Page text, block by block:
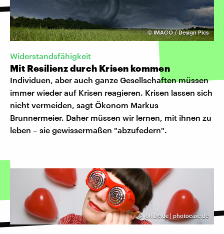
©IMAGO / Design Pics
Widerstandsfähigkeit
Mit Resilienz durch Krisen kommen
Individuen, aber auch ganze Gesellschaften müssen
immer wieder auf Krisen reagieren. Krisen lassen sich
nicht vermeiden, sagt Ökonom Markus
Brunnermeier. Daher müssen wir lernen, mit ihnen zu
leben – sie gewissermaßen "abzufedern".
© jonibe.de | photocase.de